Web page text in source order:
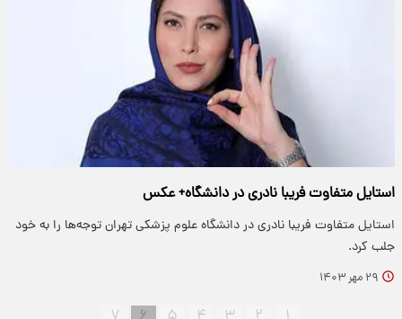
استایل متفاوت فریبا نادری در دانشگاه+ عکس
استایل متفاوت فریبا نادری در دانشگاه علوم پزشکی تهران توجه‌ها را به خود
جلب کرد.
۲۹ مهر ۱۴۰۳